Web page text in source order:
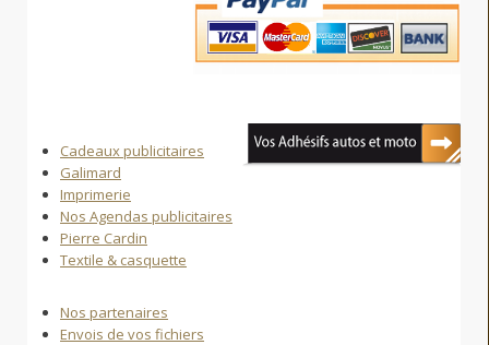
Cadeaux publicitaires
Galimard
Imprimerie
Nos Agendas publicitaires
Pierre Cardin
Textile & casquette
Nos partenaires
Envois de vos fichiers